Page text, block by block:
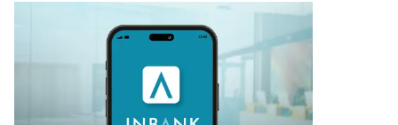
Scopri di più Inbank app : il conto bancario della tua attività